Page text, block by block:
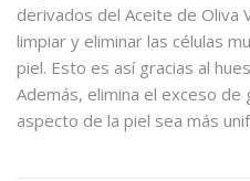
derivados del Aceite de Oliva
limpiar y eliminar las células
piel. Esto es así gracias al
Además, elimina el exceso de
aspecto de la piel sea más